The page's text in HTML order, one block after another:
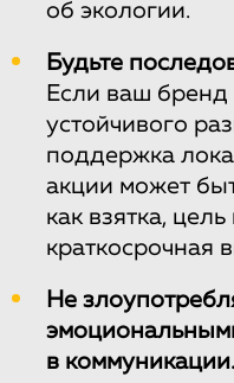
об экологии.
Будьте
Если ваш бренд
устойчивого
поддержка
акции может
как взятка,
краткосрочная
Не
в коммуникации.